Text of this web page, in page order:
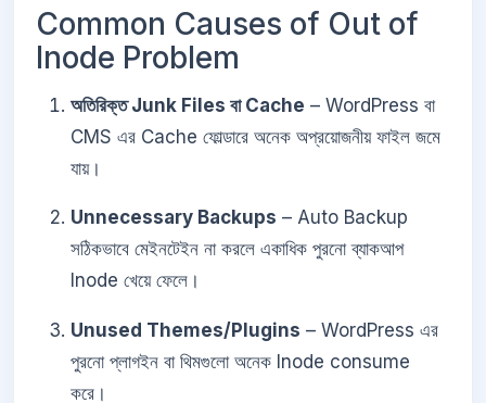
Common Causes of Out of
Inode Problem
অতিরিক্ত Junk Files বা Cache – WordPress বা
CMS এর Cache ফোল্ডারে অনেক অপ্রয়োজনীয় ফাইল জমে
যায়।
Unnecessary Backups – Auto Backup
সঠিকভাবে মেইনটেইন না করলে একাধিক পুরনো ব্যাকআপ
Inode খেয়ে ফেলে।
Unused Themes/Plugins – WordPress এর
পুরনো প্লাগইন বা থিমগুলো অনেক Inode consume
করে।